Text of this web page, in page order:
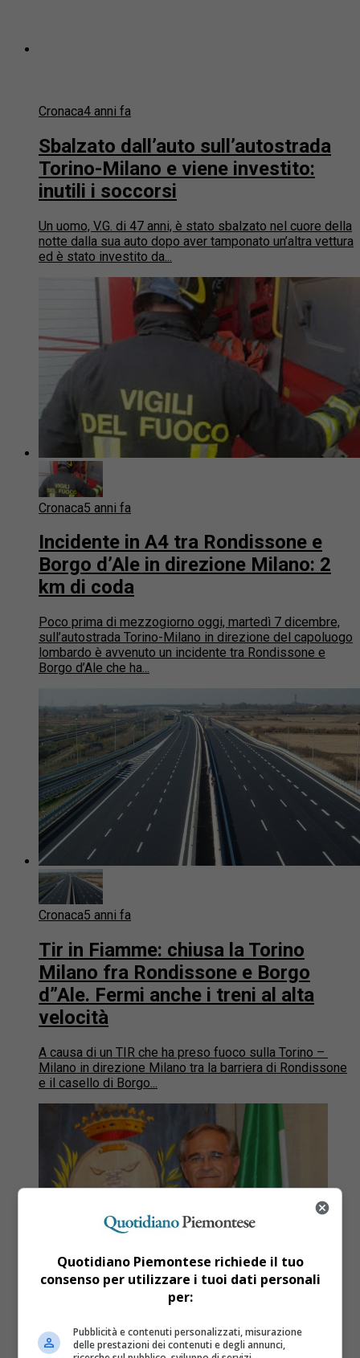
Cronaca4 anni fa
Sbalzato dall’auto sull’autostrada
Torino-Milano e viene investito:
inutili i soccorsi
Un uomo, V.G. di 47 anni, è stato sbalzato nel cuore della
notte dalla sua auto dopo aver tamponato un’altra vettura
ed è stato investito da...
Cronaca5 anni fa
Incidente in A4 tra Rondissone e
Borgo d’Ale in direzione Milano: 2
km di coda
Poco prima di mezzogiorno oggi, martedì 7 dicembre,
sull’autostrada Torino-Milano in direzione del capoluogo
lombardo è avvenuto un incidente tra Rondissone e
Borgo d’Ale che ha...
Cronaca5 anni fa
Tir in Fiamme: chiusa la Torino
Milano fra Rondissone e Borgo
d”Ale. Fermi anche i treni al alta
velocità
A causa di un TIR che ha preso fuoco sulla Torino –
Milano in direzione Milano tra la barriera di Rondissone
e il casello di Borgo...
Vercelli6 anni fa
Quotidiano Piemontese richiede il tuo
consenso per utilizzare i tuoi dati personali
per:
Pubblicità e contenuti personalizzati, misurazione
delle prestazioni dei contenuti e degli annunci,